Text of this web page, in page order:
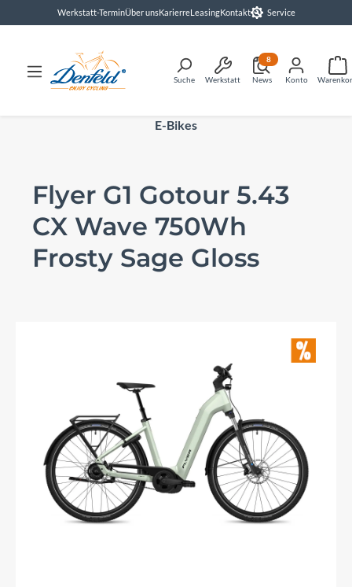
springenWerkstatt-TerminÜber unsKarierreLeasingKontakt Service
Suche Werkstatt News
8
Konto
E-Bikes
Flyer G1 Gotour 5.43
CX Wave 750Wh
Frosty Sage Gloss